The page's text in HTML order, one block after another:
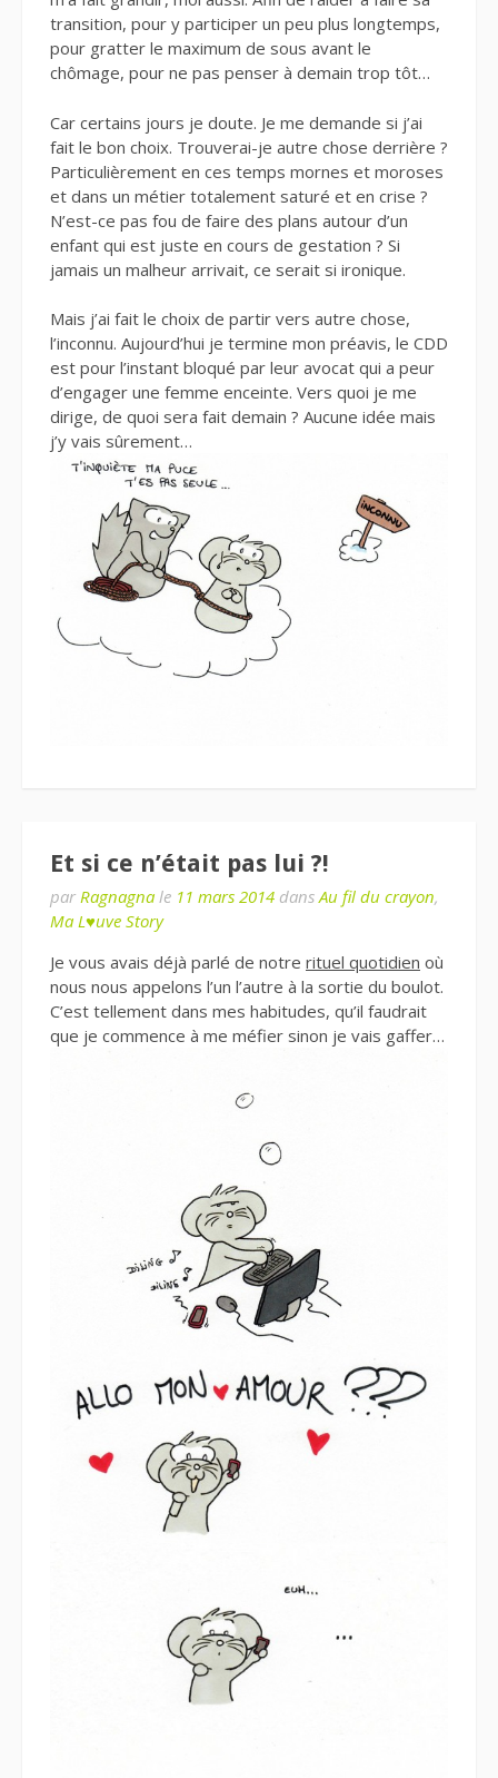
transition, pour y participer un peu plus longtemps,
pour gratter le maximum de sous avant le
chômage, pour ne pas penser à demain trop tôt…
Car certains jours je doute. Je me demande si j’ai
fait le bon choix. Trouverai-je autre chose derrière ?
Particulièrement en ces temps mornes et moroses
et dans un métier totalement saturé et en crise ?
N’est-ce pas fou de faire des plans autour d’un
enfant qui est juste en cours de gestation ? Si
jamais un malheur arrivait, ce serait si ironique.
Mais j’ai fait le choix de partir vers autre chose,
l’inconnu. Aujourd’hui je termine mon préavis, le CDD
est pour l’instant bloqué par leur avocat qui a peur
d’engager une femme enceinte. Vers quoi je me
dirige, de quoi sera fait demain ? Aucune idée mais
j’y vais sûrement…
Et si ce n’était pas lui ?!
par Ragnagna le 11 mars 2014 dans Au fil du crayon,
Ma L♥uve Story
Je vous avais déjà parlé de notre rituel quotidien où
nous nous appelons l’un l’autre à la sortie du boulot.
C’est tellement dans mes habitudes, qu’il faudrait
que je commence à me méfier sinon je vais gaffer…